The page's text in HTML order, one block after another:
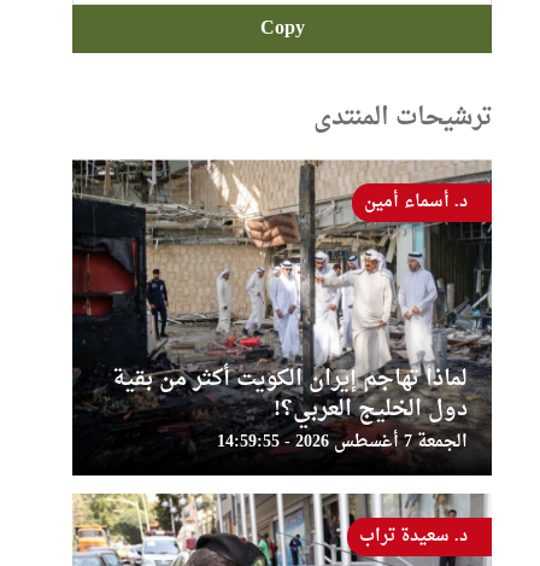
Copy
ترشيحات المنتدى
لماذا تهاجم إيران الكويت أكثر من بقية
دول الخليج العربي؟!
الجمعة 7 أغسطس 2026 - 14:59:55
د. أسماء أمين
د. سعيدة تراب